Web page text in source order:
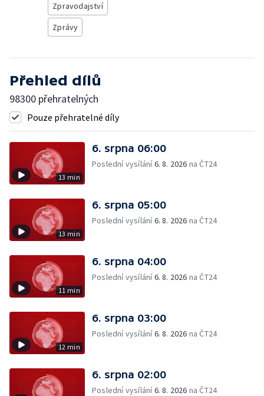
Zpravodajství
Zprávy
Přehled dílů
98300 přehratelných
Pouze přehratelné díly
13 min
6. srpna 06:00
Poslední vysílání6. 8. 2026 na ČT24
13 min
6. srpna 05:00
Poslední vysílání6. 8. 2026 na ČT24
11 min
6. srpna 04:00
Poslední vysílání6. 8. 2026 na ČT24
12 min
6. srpna 03:00
Poslední vysílání6. 8. 2026 na ČT24
6. srpna 02:00
Poslední vysílání6. 8. 2026 na ČT24